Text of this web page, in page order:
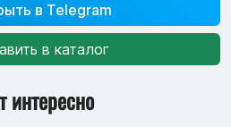
в Telegram
в каталог
интересно